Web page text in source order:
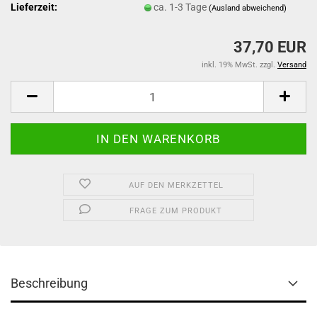
Lieferzeit:
ca. 1-3 Tage(Ausland abweichend)
37,70 EUR
inkl. 19% MwSt. zzgl. Versand
AUF DEN MERKZETTEL
FRAGE ZUM PRODUKT
Beschreibung